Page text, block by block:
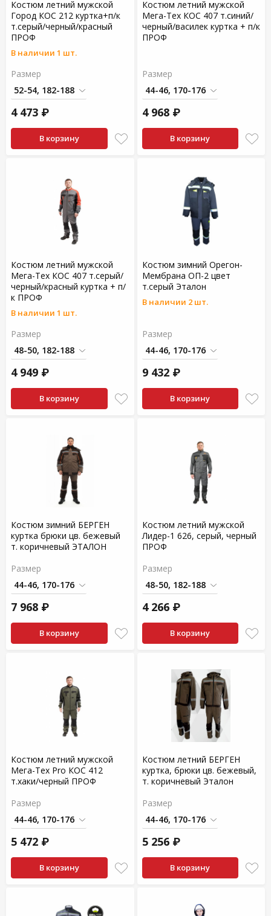
Костюм летний мужской
Город КОС 212 куртка+п/к
т.серый/черный/красный
ПРОФ
В наличии 1 шт.
Размер
4 473 ₽
В корзину
Костюм летний мужской
Мега-Тех КОС 407 т.синий/
черный/василек куртка + п/к
ПРОФ
Размер
4 968 ₽
В корзину
Костюм летний мужской
Мега-Тех КОС 407 т.серый/
черный/красный куртка + п/
к ПРОФ
В наличии 1 шт.
Размер
4 949 ₽
В корзину
Костюм зимний Орегон-
Мембрана ОП-2 цвет
т.серый Эталон
В наличии 2 шт.
Размер
9 432 ₽
В корзину
Костюм зимний БЕРГЕН
куртка брюки цв. бежевый
т. коричневый ЭТАЛОН
Размер
7 968 ₽
В корзину
Костюм летний мужской
Лидер-1 626, серый, черный
ПРОФ
Размер
4 266 ₽
В корзину
Костюм летний мужской
Мега-Тех Pro КОС 412
т.хаки/черный ПРОФ
Размер
5 472 ₽
В корзину
Костюм летний БЕРГЕН
куртка, брюки цв. бежевый,
т. коричневый Эталон
Размер
5 256 ₽
В корзину